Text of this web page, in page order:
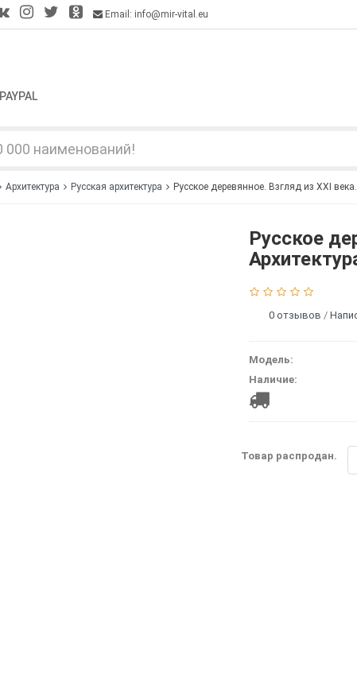
Email: info@mir-vital.eu
PAYPAL
Архитектура Русская архитектура Русское деревянное. Взгляд из XXI
Русское
0 отзывов /
Модель:
Наличие:
Товар распродан.